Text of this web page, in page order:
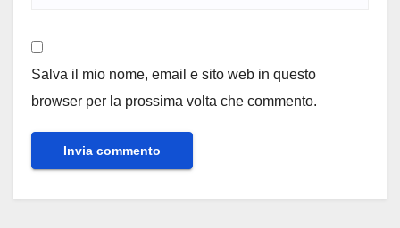
Salva il mio nome, email e sito web in questo
browser per la prossima volta che commento.